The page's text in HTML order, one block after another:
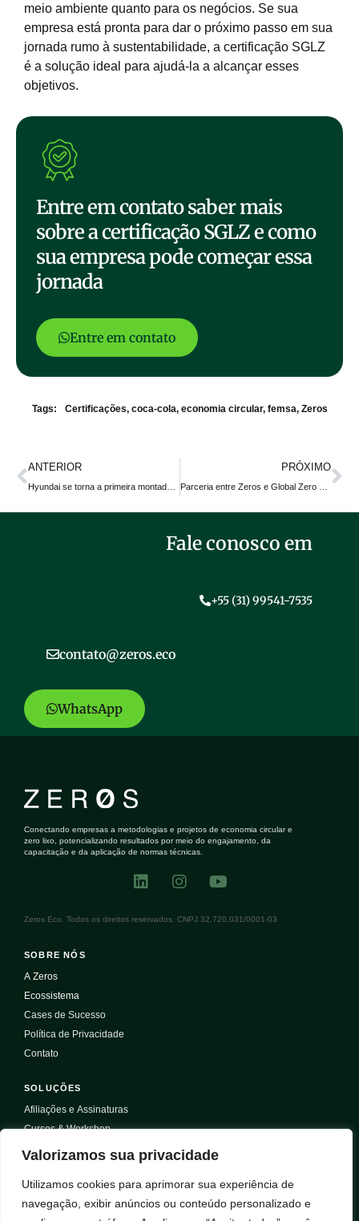
Valorizamos sua privacidade
Utilizamos cookies para aprimorar sua experiência de
navegação, exibir anúncios ou conteúdo personalizado e
meio ambiente quanto para os negócios. Se sua
empresa está pronta para dar o próximo passo em sua
jornada rumo à sustentabilidade, a certificação SGLZ
é a solução ideal para ajudá-la a alcançar esses
objetivos.
Entre em contato saber mais
sobre a certificação SGLZ e como
sua empresa pode começar essa
jornada
Entre em contato
Tags: Certificações, coca-cola, economia circular, femsa, Zeros
ANTERIOR PRÓXIMO
Fale conosco em
+55 (31) 99541-7535
contato@zeros.eco
WhatsApp
Conectando empresas a metodologias e projetos de economia circular e
zero lixo, potencializando resultados por meio do engajamento, da
capacitação e da aplicação de normas técnicas.
Zeros Eco. Todos os direitos reservados. CNPJ 32.720.031/0001-03
SOBRE NÓS
A Zeros
Ecossistema
Cases de Sucesso
Política de Privacidade
Contato
SOLUÇÕES
Afiliações e Assinaturas
Cursos & Workshop
Selos & Certificações
Serviços
Eventos